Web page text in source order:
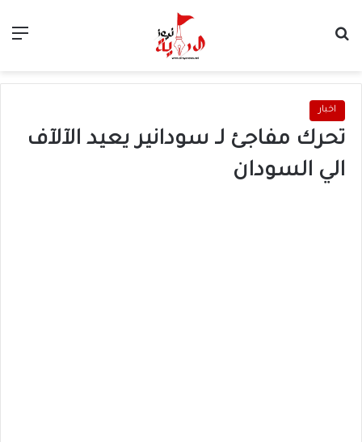
اخبار
تحرك مفاجئ لـ سودانير يعيد الآلآف
الي السودان